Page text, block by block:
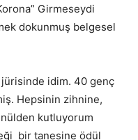
Girmeseydi
dokunmuş belgesel
jürisinde idim. 40 genç
Hepsinin zihnine,
kutluyorum
bir tanesine ödül